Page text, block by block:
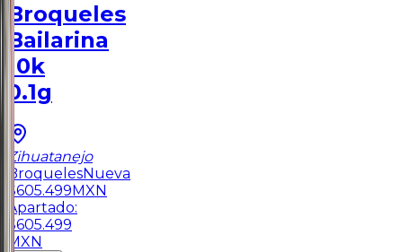
Broqueles
Bailarina
10k
0.1g
Zihuatanejo
BroquelesNueva
$605.499MXN
Apartado:
$605.499
MXN